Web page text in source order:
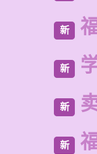
新
新
新
新